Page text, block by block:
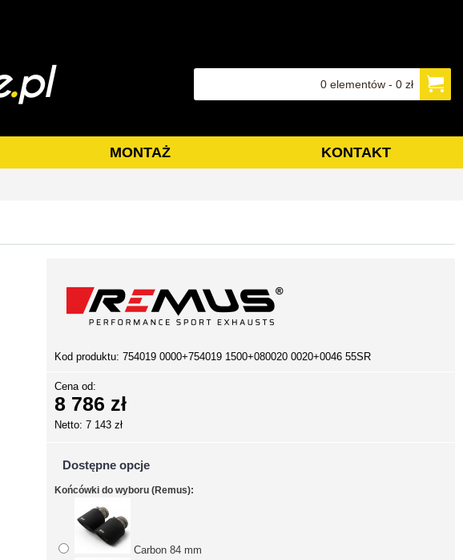
0 elementów - 0 zł
MONTAŻ KONTAKT
Kod produktu:754019 0000+754019 1500+080020 0020+0046 55SR
Cena od:
8 786 zł
Netto: 7 143 zł
Dostępne opcje
Końcówki do wyboru (Remus):
Carbon 84 mm